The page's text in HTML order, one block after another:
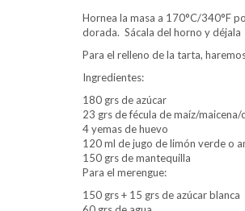
Hornea la masa a 170°C/340°F
dorada. Sácala del horno y
Para el relleno de la tarta,
Ingredientes:
180 grs de azúcar
23 grs de fécula de maíz/maicena/
4 yemas de huevo
120 ml de jugo de limón verde o
150 grs de mantequilla
Para el merengue:
150 grs + 15 grs de azúcar blanca